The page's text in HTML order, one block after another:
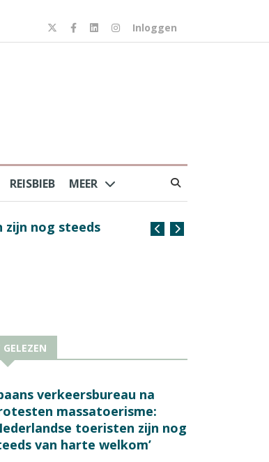
Inloggen
REISBIEB MEER
zijn nog steeds
Coffee with the
GELEZEN
verkeersbureau na
massatoerisme:
toeristen zijn nog
van harte welkom’